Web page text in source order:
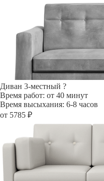
Диван 3-местный ?
Время работ: от 40 минут
Время высыхания: 6-8 часов
от 5785 ₽